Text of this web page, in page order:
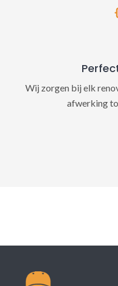
Wij zorgen bij elk
afwerking